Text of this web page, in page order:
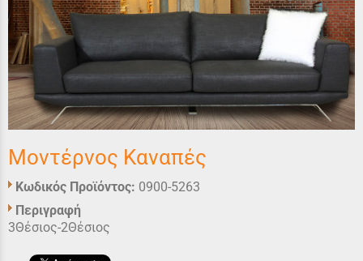
Μοντέρνος Καναπές
Κωδικός Προϊόντος: 0900-5263
Περιγραφή
3Θέσιος-2Θέσιος